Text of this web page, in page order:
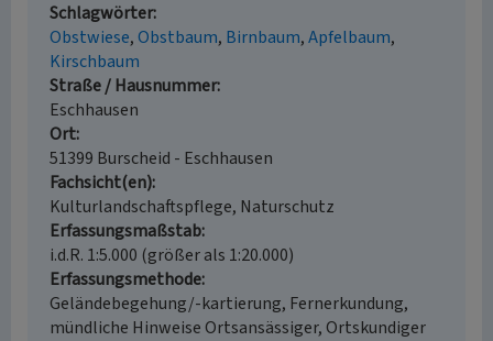
Schlagwörter
Obstwiese Obstbaum Birnbaum Apfelbaum
Kirschbaum
Straße / Hausnummer
Eschhausen
Ort
51399 Burscheid - Eschhausen
Fachsicht(en)
Kulturlandschaftspflege, Naturschutz
Erfassungsmaßstab
i.d.R. 1:5.000 (größer als 1:20.000)
Erfassungsmethode
Geländebegehung/-kartierung, Fernerkundung,
mündliche Hinweise Ortsansässiger, Ortskundiger